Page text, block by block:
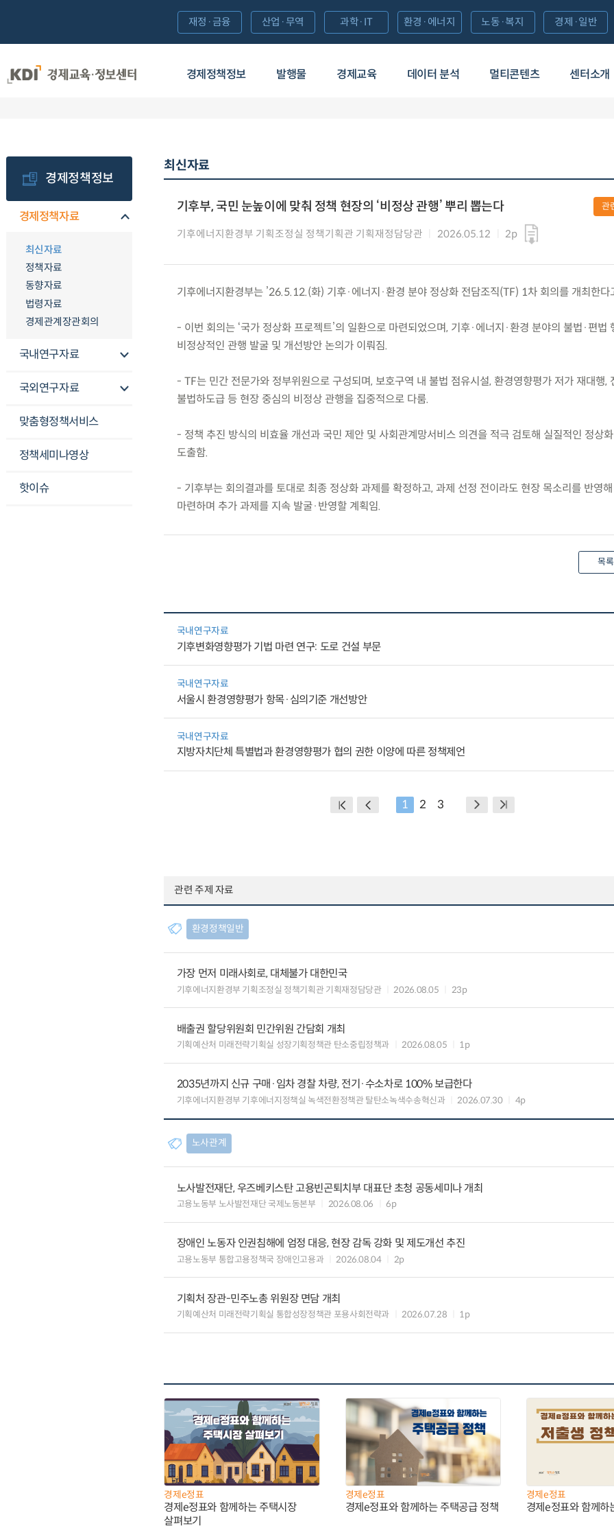
경제정책정보 발행물 경제교육 데이터 분석 멀티콘텐츠 센터소개
재정·금융 산업·무역 과학·IT 환경·에너지 노동·복지 경제·일반
경제정책정보
경제정책자료
최신자료
정책자료
동향자료
법령자료
경제관계장관회의
국내연구자료
국외연구자료
맞춤형정책서비스
정책세미나영상
핫이슈
최신자료
기후부, 국민 눈높이에 맞춰 정책 현장의 ‘비정상 관행’ 뿌리 뽑는다
기후에너지환경부 기획조정실 정책기획관 기획재정담당관 2026.05.12 2p
관
기후에너지환경부는 ’26.5.12.(화) 기후·에너지·환경 분야 정상화 전담조직(TF) 1차 회의를 개최한다
- 이번 회의는 ‘국가 정상화 프로젝트’의 일환으로 마련되었으며, 기후·에너지·환경 분야의 불법·편법
비정상적인 관행 발굴 및 개선방안 논의가 이뤄짐.
- TF는 민간 전문가와 정부위원으로 구성되며, 보호구역 내 불법 점유시설, 환경영향평가 저가 재대행,
불법하도급 등 현장 중심의 비정상 관행을 집중적으로 다룸.
- 정책 추진 방식의 비효율 개선과 국민 제안 및 사회관계망서비스 의견을 적극 검토해 실질적인 정상
도출함.
- 기후부는 회의결과를 토대로 최종 정상화 과제를 확정하고, 과제 선정 전이라도 현장 목소리를 반영
마련하며 추가 과제를 지속 발굴·반영할 계획임.
목록
국내연구자료
기후변화영향평가 기법 마련 연구: 도로 건설 부문
국내연구자료
서울시 환경영향평가 항목·심의기준 개선방안
국내연구자료
지방자치단체 특별법과 환경영향평가 협의 권한 이양에 따른 정책제언
1 2 3
관련 주제 자료
환경정책일반
가장 먼저 미래사회로, 대체불가 대한민국
기후에너지환경부 기획조정실 정책기획관 기획재정담당관 2026.08.05 23p
배출권 할당위원회 민간위원 간담회 개최
기획예산처 미래전략기획실 성장기획정책관 탄소중립정책과 2026.08.05 1p
2035년까지 신규 구매·임차 경찰 차량, 전기·수소차로 100% 보급한다
기후에너지환경부 기후에너지정책실 녹색전환정책관 탈탄소녹색수송혁신과 2026.07.30 4p
노사관계
노사발전재단, 우즈베키스탄 고용빈곤퇴치부 대표단 초청 공동세미나 개최
고용노동부 노사발전재단 국제노동본부 2026.08.06 6p
장애인 노동자 인권침해에 엄정 대응, 현장 감독 강화 및 제도개선 추진
고용노동부 통합고용정책국 장애인고용과 2026.08.04 2p
기획처 장관-민주노총 위원장 면담 개최
기획예산처 미래전략기획실 통합성장정책관 포용사회전략과 2026.07.28 1p
경제e정표
경제e정표와 함께하는 주택시장
살펴보기
경제e정표
경제e정표와 함께하는 주택공급 정책
경제e정표
경제e정표와 함께하